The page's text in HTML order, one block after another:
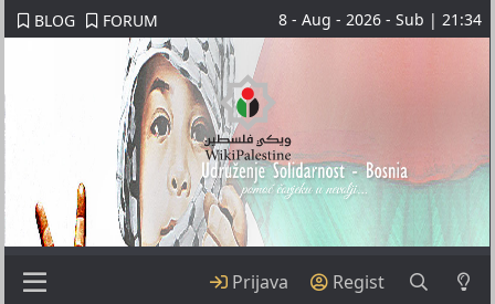
BLOG FORUM 8 - Aug - 2026 - Sub | 21:34
Prijava Regist